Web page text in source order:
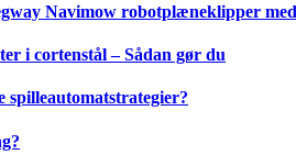
Navimow robotplæneklipper
i cortenstål – Sådan gør du